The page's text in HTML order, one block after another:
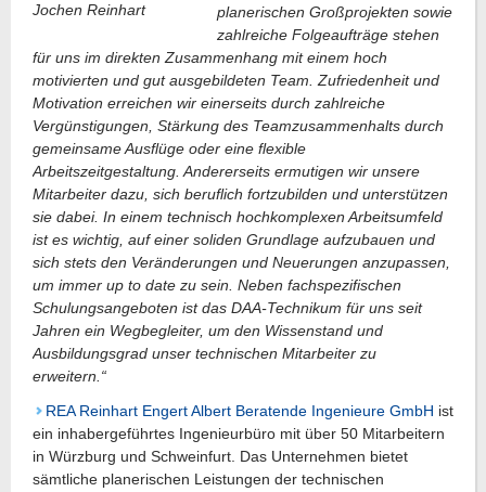
Jochen Reinhart
planerischen Großprojekten sowie
zahlreiche Folgeaufträge stehen
für uns im direkten Zusammenhang mit einem hoch
motivierten und gut ausgebildeten Team. Zufriedenheit und
Motivation erreichen wir einerseits durch zahlreiche
Vergünstigungen, Stärkung des Teamzusammenhalts durch
gemeinsame Ausflüge oder eine flexible
Arbeitszeitgestaltung. Andererseits ermutigen wir unsere
Mitarbeiter dazu, sich beruflich fortzubilden und unterstützen
sie dabei. In einem technisch hochkomplexen Arbeitsumfeld
ist es wichtig, auf einer soliden Grundlage aufzubauen und
sich stets den Veränderungen und Neuerungen anzupassen,
um immer up to date zu sein. Neben fachspezifischen
Schulungsangeboten ist das DAA-Technikum für uns seit
Jahren ein Wegbegleiter, um den Wissenstand und
Ausbildungsgrad unser technischen Mitarbeiter zu
erweitern.“
REA Reinhart Engert Albert Beratende Ingenieure GmbH ist
ein inhabergeführtes Ingenieurbüro mit über 50 Mitarbeitern
in Würzburg und Schweinfurt. Das Unternehmen bietet
sämtliche planerischen Leistungen der technischen